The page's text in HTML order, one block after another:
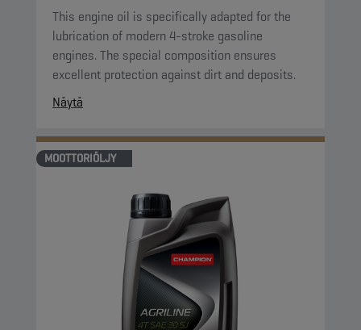
This engine oil is specifically adapted for the
lubrication of modern 4-stroke gasoline
engines. The special composition ensures
excellent protection against dirt and deposits.
Näytä
MOOTTORIÖLJY